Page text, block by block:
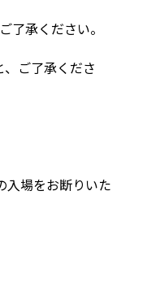
承ください。
ご了承くださ
入場をお断りいた